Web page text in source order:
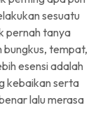
sesuatu
pernah tanya
bungkus, tempat,
esensi adalah
kebaikan serta
lalu merasa